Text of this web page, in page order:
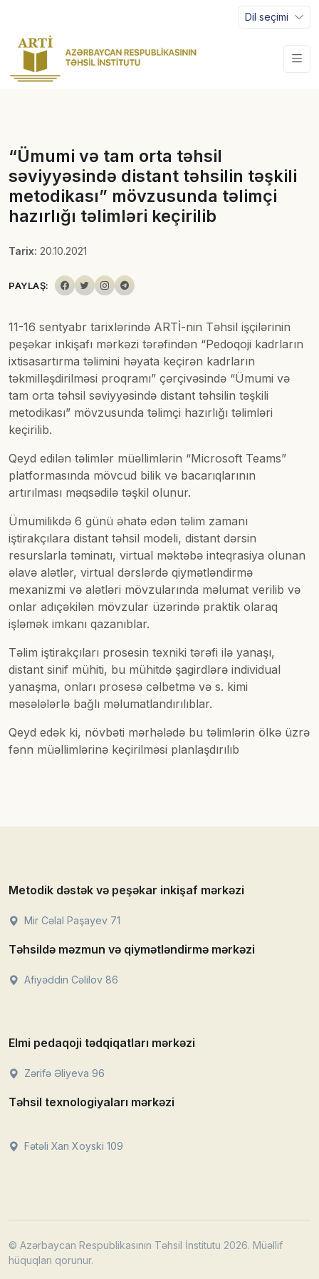
Dil seçimi
“Ümumi və tam orta təhsil
səviyyəsində distant təhsilin təşkili
metodikası” mövzusunda təlimçi
hazırlığı təlimləri keçirilib
Tarix: 20.10.2021
PAYLAŞ:
11-16 sentyabr tarixlərində ARTİ-nin Təhsil işçilərinin
peşəkar inkişafı mərkəzi tərəfindən “Pedoqoji kadrların
ixtisasartırma təlimini həyata keçirən kadrların
təkmilləşdirilməsi proqramı” çərçivəsində “Ümumi və
tam orta təhsil səviyyəsində distant təhsilin təşkili
metodikası” mövzusunda təlimçi hazırlığı təlimləri
keçirilib.
Qeyd edilən təlimlər müəllimlərin “Microsoft Teams”
platformasında mövcud bilik və bacarıqlarının
artırılması məqsədilə təşkil olunur.
Ümumilikdə 6 günü əhatə edən təlim zamanı
iştirakçılara distant təhsil modeli, distant dərsin
resurslarla təminatı, virtual məktəbə inteqrasiya olunan
əlavə alətlər, virtual dərslərdə qiymətləndirmə
mexanizmi və alətləri mövzularında məlumat verilib və
onlar adıçəkilən mövzular üzərində praktik olaraq
işləmək imkanı qazanıblar.
Təlim iştirakçıları prosesin texniki tərəfi ilə yanaşı,
distant sinif mühiti, bu mühitdə şagirdlərə individual
yanaşma, onları prosesə cəlbetmə və s. kimi
məsələlərlə bağlı məlumatlandırılıblar.
Qeyd edək ki, növbəti mərhələdə bu təlimlərin ölkə üzrə
fənn müəllimlərinə keçirilməsi planlaşdırılıb
Metodik dəstək və peşəkar inkişaf mərkəzi
Mir Cəlal Paşayev 71
Təhsildə məzmun və qiymətləndirmə mərkəzi
Afiyəddin Cəlilov 86
Elmi pedaqoji tədqiqatları mərkəzi
Zərifə Əliyeva 96
Təhsil texnologiyaları mərkəzi
Fətəli Xan Xoyski 109
© Azərbaycan Respublikasının Təhsil İnstitutu 2026. Müəllif
hüquqları qorunur.